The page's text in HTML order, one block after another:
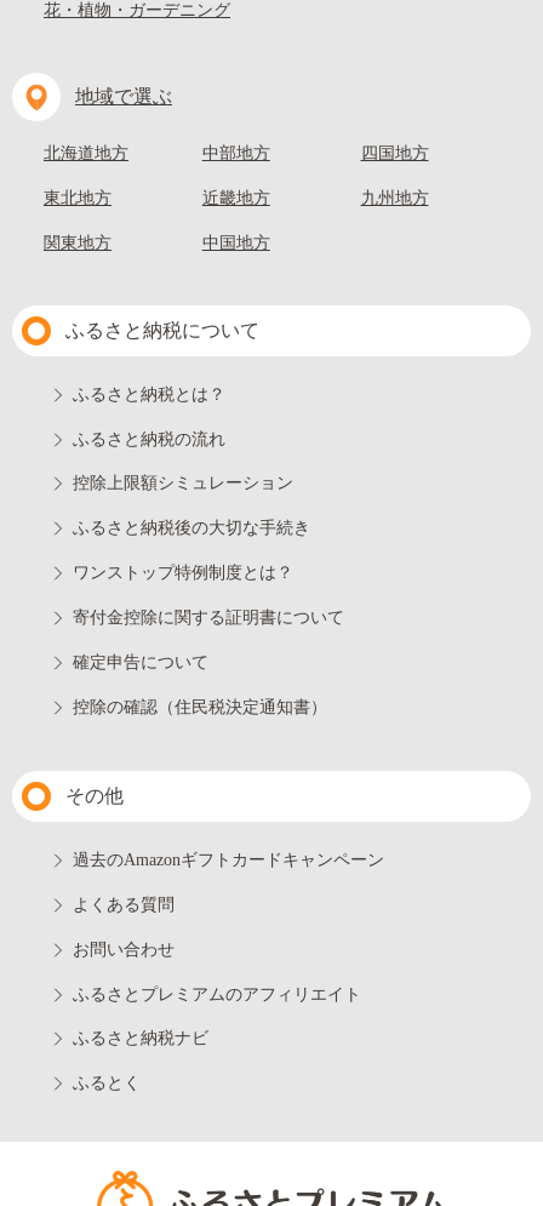
花・植物・ガーデニング
地域で選ぶ
北海道地方
東北地方
関東地方
中部地方
近畿地方
中国地方
四国地方
九州地方
ふるさと納税について
ふるさと納税とは？
ふるさと納税の流れ
控除上限額シミュレーション
ふるさと納税後の大切な手続き
ワンストップ特例制度とは？
寄付金控除に関する証明書について
確定申告について
控除の確認（住民税決定通知書）
その他
過去のAmazonギフトカードキャンペーン
よくある質問
お問い合わせ
ふるさとプレミアムのアフィリエイト
ふるさと納税ナビ
ふるとく